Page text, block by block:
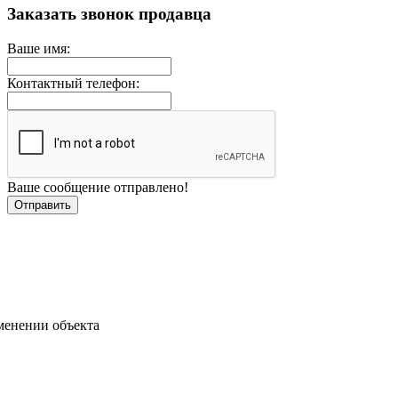
Заказать звонок продавца
Ваше имя:
Контактный телефон:
Ваше сообщение отправлено!
объекта